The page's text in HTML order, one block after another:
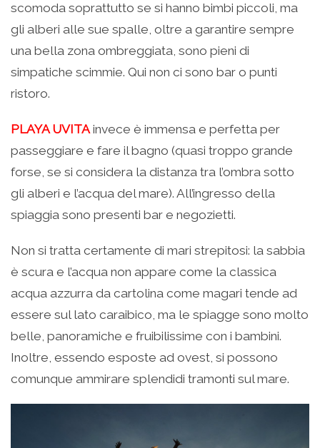
scomoda soprattutto se si hanno bimbi piccoli, ma
gli alberi alle sue spalle, oltre a garantire sempre
una bella zona ombreggiata, sono pieni di
simpatiche scimmie. Qui non ci sono bar o punti
ristoro.
PLAYA UVITAinvece è immensa e perfetta per
passeggiare e fare il bagno (quasi troppo grande
forse, se si considera la distanza tra l’ombra sotto
gli alberi e l’acqua del mare). All’ingresso della
spiaggia sono presenti bar e negozietti.
Non si tratta certamente di mari strepitosi: la sabbia
è scura e l’acqua non appare come la classica
acqua azzurra da cartolina come magari tende ad
essere sul lato caraibico, ma le spiagge sono molto
belle, panoramiche e fruibilissime con i bambini.
Inoltre, essendo esposte ad ovest, si possono
comunque ammirare splendidi tramonti sul mare.